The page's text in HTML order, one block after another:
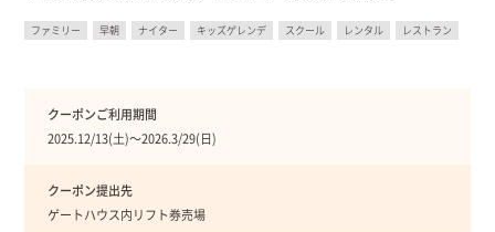
ファミリー 早朝 ナイター キッズゲレンデ スクール レンタル レストラン
クーポンご利用期間
2025.12/13(土)〜2026.3/29(日)
クーポン提出先
ゲートハウス内リフト券売場